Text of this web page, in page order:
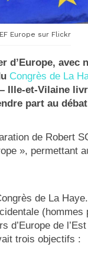
Europe sur Flickr
avec
Congrès de La
Ille-et-Vilaine
part au
de Robert
», permettant
de La
de
trois objectifs :